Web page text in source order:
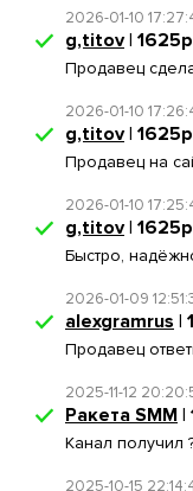
2026-01-10
g,titov|
Продавец
2026-01-10
g,titov|
Продавец на
2026-01-10
g,titov|
Быстро,
2026-01-09
alexgramrus |
Продавец
2025-11-12
Ракета SMM |
Канал получил
2025-10-15